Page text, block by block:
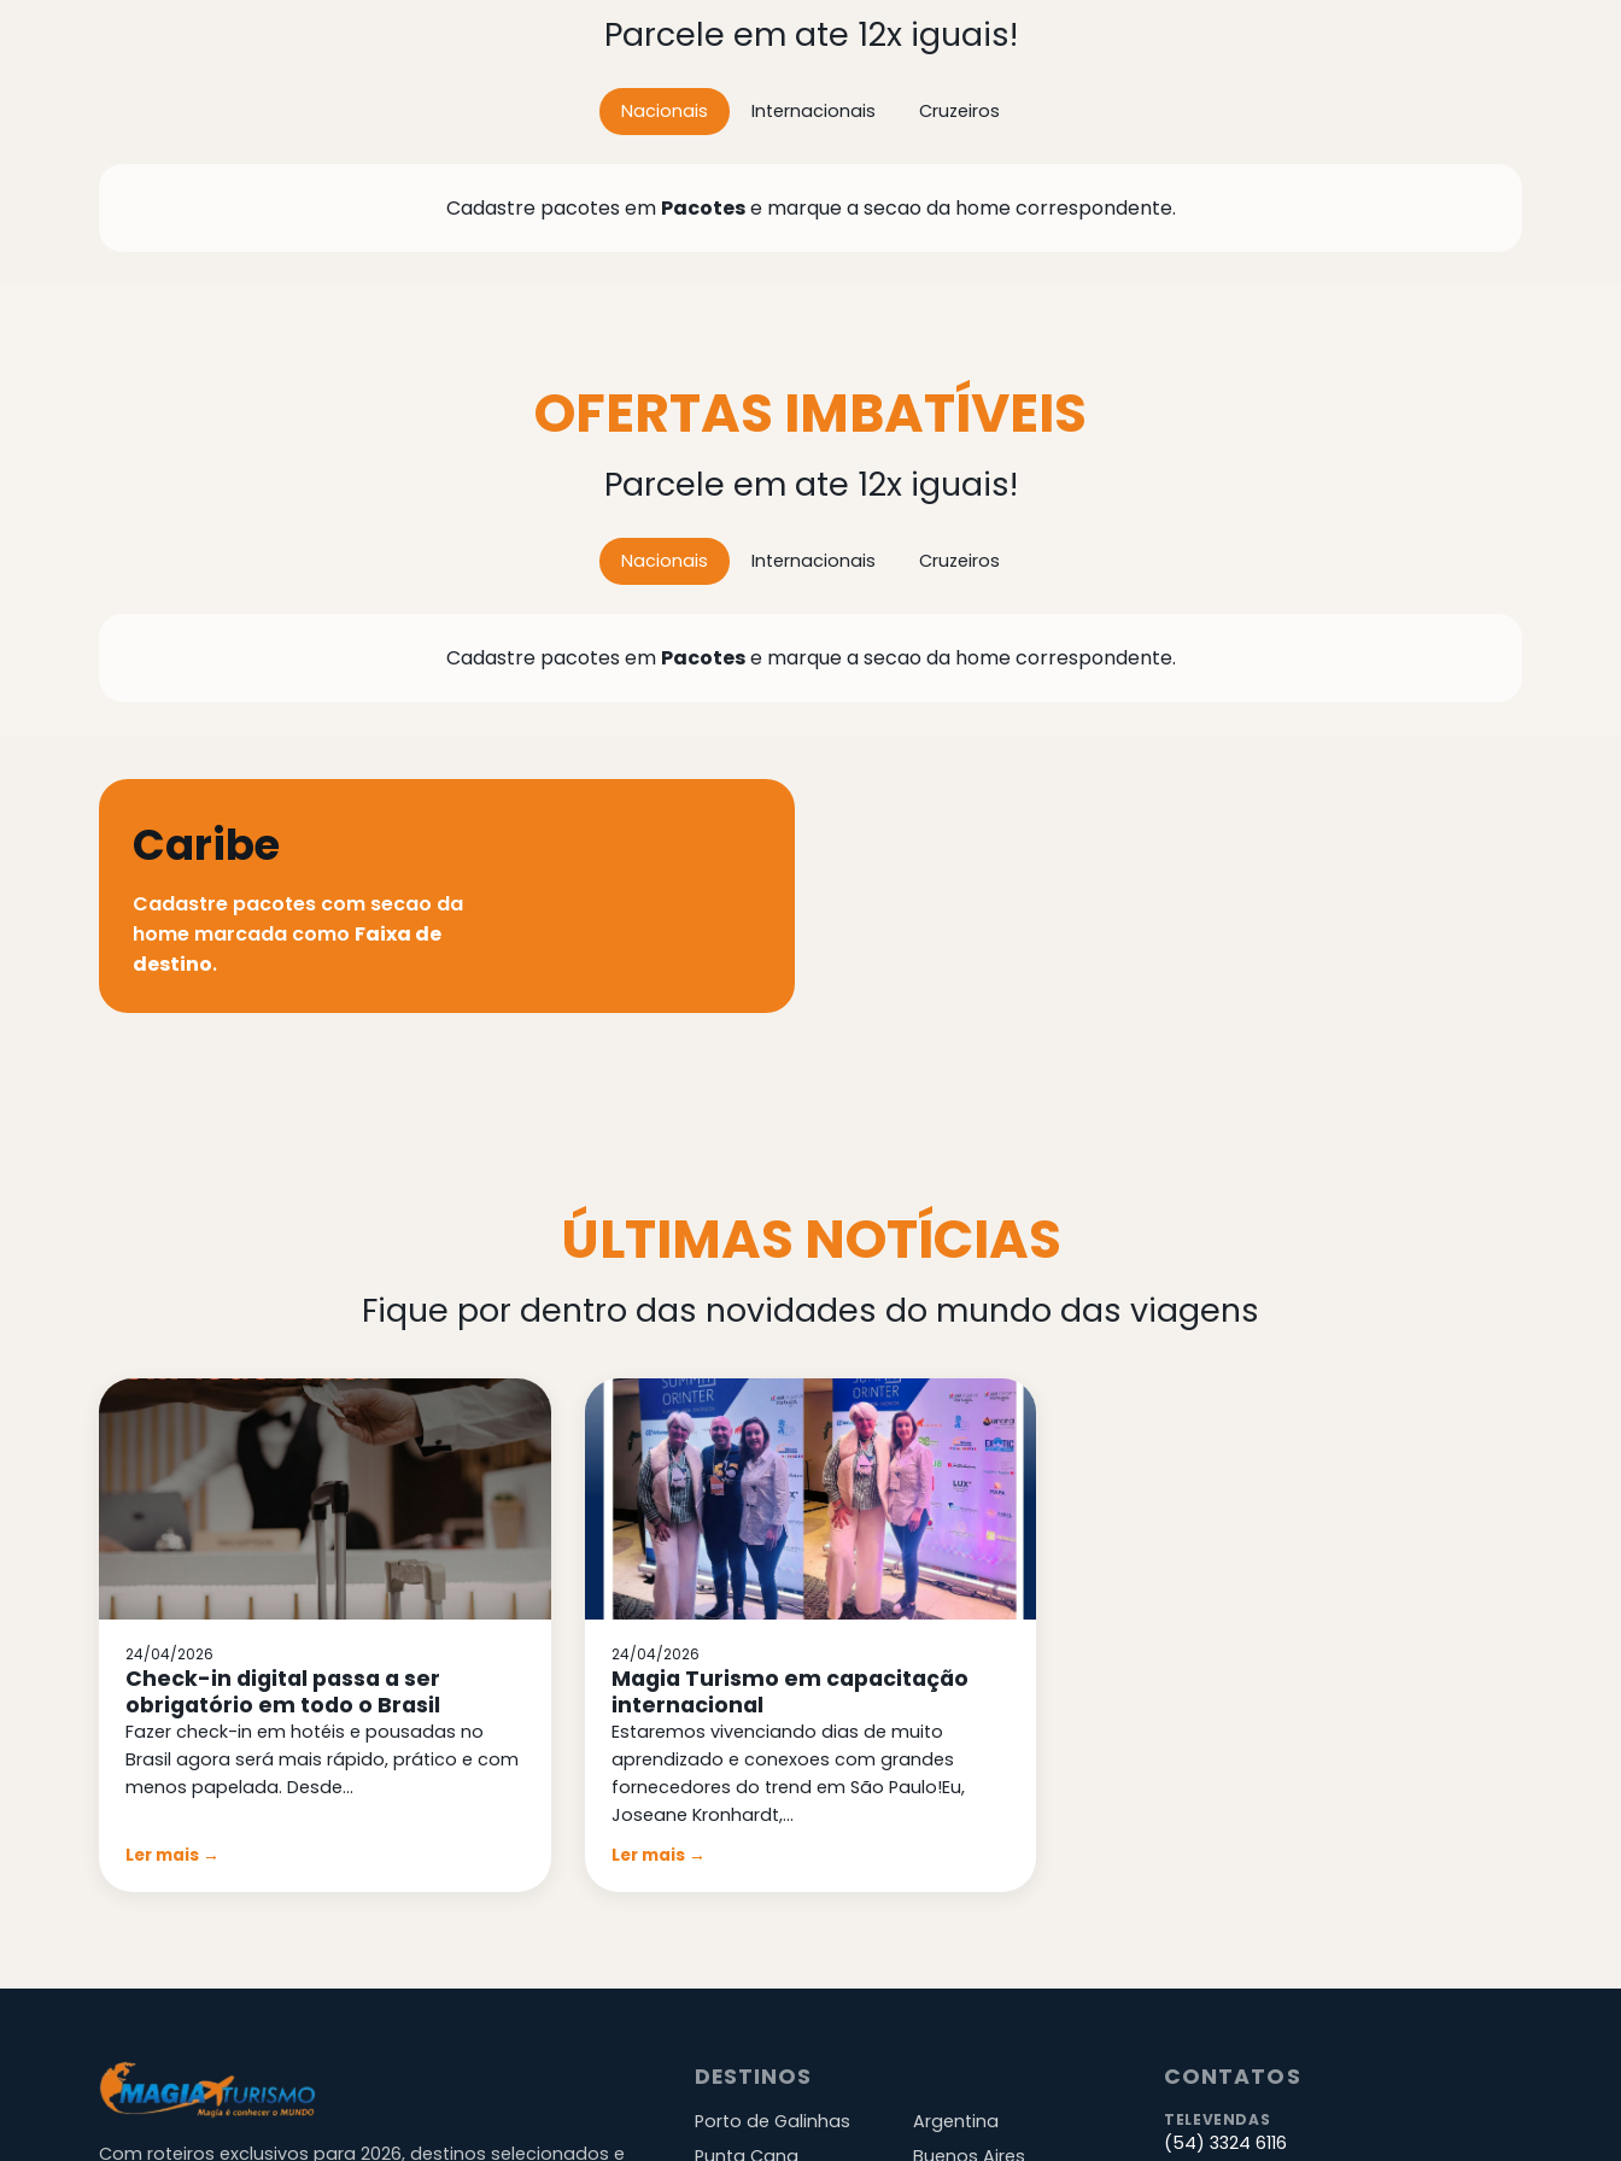
Parcele em ate 12x iguais!
Nacionais Internacionais Cruzeiros
Cadastre pacotes em Pacotese marque a secao da home correspondente.
OFERTAS IMBATÍVEIS
Parcele em ate 12x iguais!
Nacionais Internacionais Cruzeiros
Cadastre pacotes em Pacotese marque a secao da home correspondente.
Caribe
Cadastre pacotes com secao da
home marcada como Faixa de
destino.
ÚLTIMAS NOTÍCIAS
Fique por dentro das novidades do mundo das viagens
24/04/2026
Check-in digital passa a ser
obrigatório em todo o Brasil
Fazer check-in em hotéis e pousadas no
Brasil agora será mais rápido, prático e com
menos papelada. Desde…
Ler mais →
24/04/2026
Magia Turismo em capacitação
internacional
Estaremos vivenciando dias de muito
aprendizado e conexoes com grandes
fornecedores do trend em São Paulo!Eu,
Joseane Kronhardt,…
Ler mais →
Com roteiros exclusivos para 2026, destinos selecionados e
DESTINOS
Porto de Galinhas
Punta Cana
Argentina
Buenos Aires
CONTATOS
TELEVENDAS
(54) 3324 6116